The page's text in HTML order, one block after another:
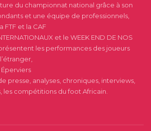
du championnat national grâce à son
et une équipe de professionnels,
FTF et la CAF
et le WEEK END DE NOS
présentent les performances des joueurs
presse, analyses, chroniques, interviews,
les compétitions du foot Africain.